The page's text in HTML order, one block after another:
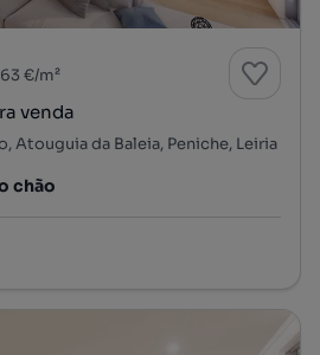
€/m²
venda
Atouguia da Baleia, Peniche, Leiria
chão